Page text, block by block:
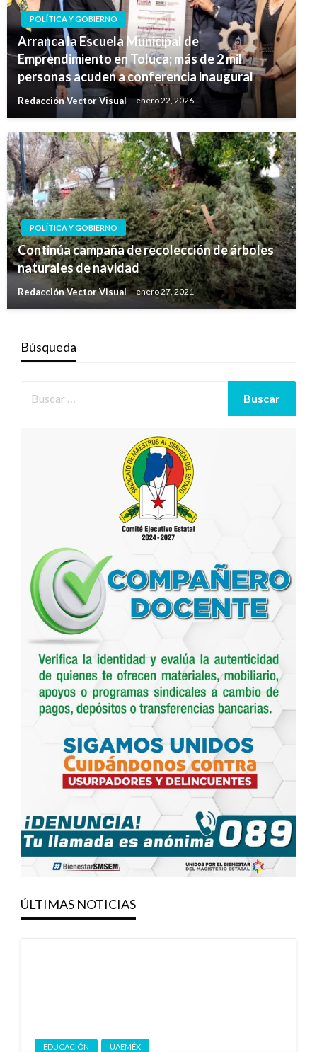
POLÍTICA Y GOBIERNO
Arranca la Escuela Municipal de
Emprendimiento en Toluca; más de 2 mil
personas acuden a conferencia inaugural
Redacción Vector Visual enero 22, 2026
POLÍTICA Y GOBIERNO
Continúa campaña de recolección de árboles
naturales de navidad
Redacción Vector Visual enero 27, 2021
Búsqueda
ÚLTIMAS NOTICIAS
EDUCACIÓN UAEMÉX